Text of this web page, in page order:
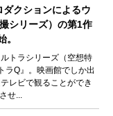
クションによるウ
シリーズ）の第1作
。
トラシリーズ（空想特
ラQ』。映画館でしか出
レビで観ることができ
せ...